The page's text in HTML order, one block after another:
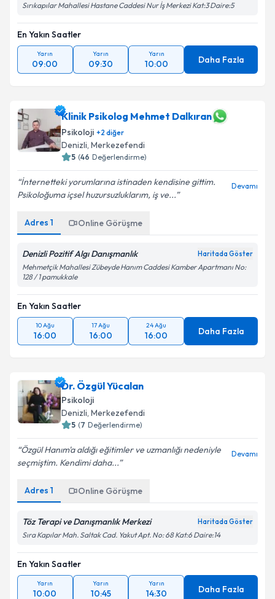
Sırıkapılar Mahallesi Hastane Caddesi Nur İş Merkezi Kat:3 Daire:5
En Yakın Saatler
Yarın
09:00
Yarın
09:30
Yarın
10:00 Daha Fazla
Klinik Psikolog Mehmet Dalkıran
Psikoloji +2 diğer
Denizli, Merkezefendi
5 (46 Değerlendirme)
İnternetteki yorumlarına istinaden kendisine gittim.
Psikoloğuma içsel huzursuzluklarım, iş ve...
Devamı
Adres 1 Online Görüşme
Denizli Pozitif Algı Danışmanlık Haritada Göster
Mehmetçik Mahallesi Zübeyde Hanım Caddesi Kamber Apartmanı No:
128 / 1 pamukkale
En Yakın Saatler
10 Ağu
16:00
17 Ağu
16:00
24 Ağu
16:00 Daha Fazla
Dr. Özgül Yücalan
Psikoloji
Denizli, Merkezefendi
5 (7 Değerlendirme)
Özgül Hanım'a aldığı eğitimler ve uzmanlığı nedeniyle
seçmiştim. Kendimi daha...
Devamı
Adres 1 Online Görüşme
Töz Terapi ve Danışmanlık Merkezi Haritada Göster
Sıra Kapılar Mah. Saltak Cad. Yakut Apt. No: 68 Kat:6 Daire:14
En Yakın Saatler
Yarın
10:00
Yarın
10:45
Yarın
14:30 Daha Fazla